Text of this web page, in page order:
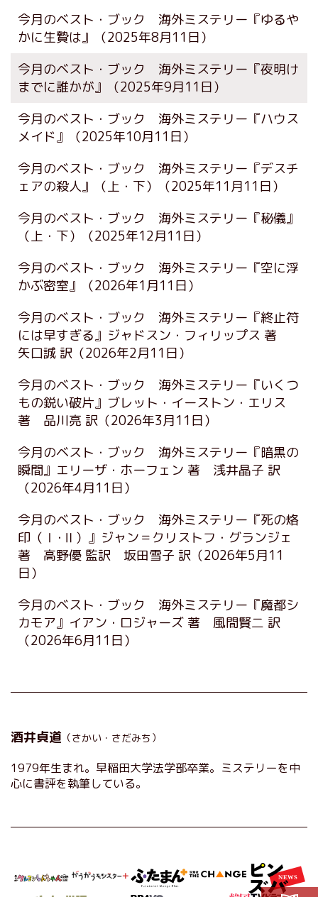
今月のベスト・ブック 海外ミステリー『ゆるや
かに生贄は』
（2025年8月11日）
今月のベスト・ブック 海外ミステリー『夜明け
までに誰かが』
（2025年9月11日）
今月のベスト・ブック 海外ミステリー『ハウス
メイド』
（2025年10月11日）
今月のベスト・ブック 海外ミステリー『デスチ
ェアの殺人』（上・下）
（2025年11月11日）
今月のベスト・ブック 海外ミステリー『秘儀』
（上・下）
（2025年12月11日）
今月のベスト・ブック 海外ミステリー『空に浮
かぶ密室』
（2026年1月11日）
今月のベスト・ブック 海外ミステリー『終止符
には早すぎる』ジャドスン・フィリップス 著
矢口誠 訳 （2026年2月11日）
今月のベスト・ブック 海外ミステリー『いくつ
もの鋭い破片』ブレット・イーストン・エリス
著 品川亮 訳 （2026年3月11日）
今月のベスト・ブック 海外ミステリー『暗黒の
瞬間』エリーザ・ホーフェン 著 浅井晶子 訳
（2026年4月11日）
今月のベスト・ブック 海外ミステリー『死の烙
印（Ⅰ･Ⅱ）』ジャン＝クリストフ・グランジェ
著 高野優 監訳 坂田雪子 訳 （2026年5月11
日）
今月のベスト・ブック 海外ミステリー『魔都シ
カモア』イアン・ロジャーズ 著 風間賢二 訳
（2026年6月11日）
酒井貞道 （さかい・さだみち）
1979年生まれ。早稲田大学法学部卒業。ミステリーを中
心に書評を執筆している。